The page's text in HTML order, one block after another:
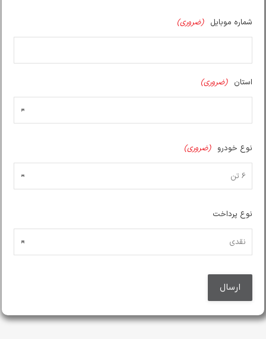
شماره موبایل (ضروری)
استان (ضروری)
نوع خودرو (ضروری)
نوع پرداخت